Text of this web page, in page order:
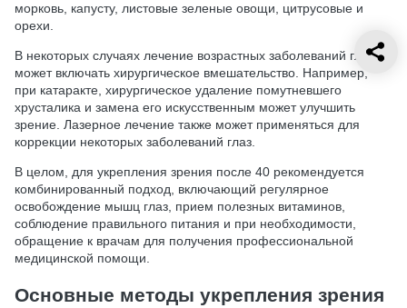
морковь, капусту, листовые зеленые овощи, цитрусовые и
орехи.
В некоторых случаях лечение возрастных заболеваний глаз
может включать хирургическое вмешательство. Например,
при катаракте, хирургическое удаление помутневшего
хрусталика и замена его искусственным может улучшить
зрение. Лазерное лечение также может применяться для
коррекции некоторых заболеваний глаз.
В целом, для укрепления зрения после 40 рекомендуется
комбинированный подход, включающий регулярное
освобождение мышц глаз, прием полезных витаминов,
соблюдение правильного питания и при необходимости,
обращение к врачам для получения профессиональной
медицинской помощи.
Основные методы укрепления зрения